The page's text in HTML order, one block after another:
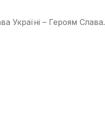
Україні – Героям Слава.